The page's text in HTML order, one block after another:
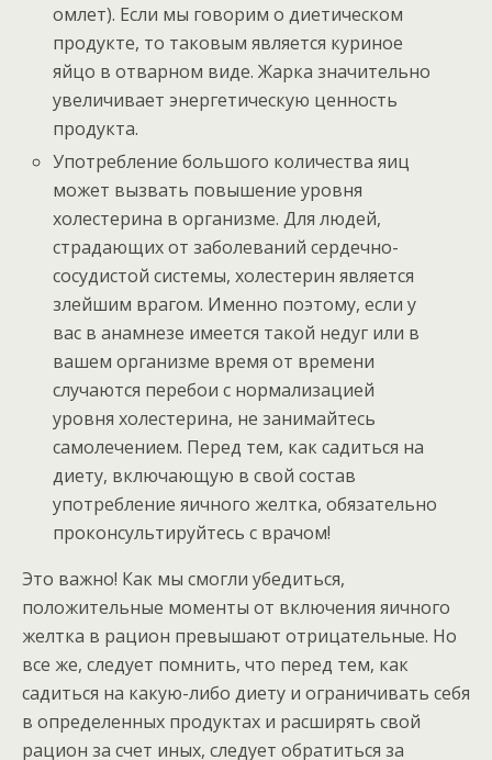
омлет). Если мы говорим о диетическом
продукте, то таковым является куриное
яйцо в отварном виде. Жарка значительно
увеличивает энергетическую ценность
продукта.
Употребление большого количества яиц
может вызвать повышение уровня
холестерина в организме. Для людей,
страдающих от заболеваний сердечно-
сосудистой системы, холестерин является
злейшим врагом. Именно поэтому, если у
вас в анамнезе имеется такой недуг или в
вашем организме время от времени
случаются перебои с нормализацией
уровня холестерина, не занимайтесь
самолечением. Перед тем, как садиться на
диету, включающую в свой состав
употребление яичного желтка, обязательно
проконсультируйтесь с врачом!
Это важно! Как мы смогли убедиться,
положительные моменты от включения яичного
желтка в рацион превышают отрицательные. Но
все же, следует помнить, что перед тем, как
садиться на какую-либо диету и ограничивать себя
в определенных продуктах и расширять свой
рацион за счет иных, следует обратиться за